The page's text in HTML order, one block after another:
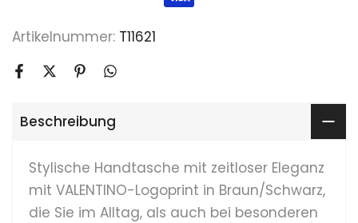
Artikelnummer: T11621
Beschreibung
Stylische Handtasche mit zeitloser Eleganz
mit VALENTINO-Logoprint in Braun/Schwarz,
die Sie im Alltag, als auch bei besonderen